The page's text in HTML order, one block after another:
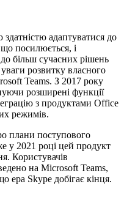
адаптуватися до
посилюється, і
більш сучасних рішень
розвитку власного
Teams. З 2017 року
розширені функції
з продуктами Office
режимів.
плани поступового
у 2021 році цей продукт
Користувачів
на Microsoft Teams,
ера Skype добігає кінця.